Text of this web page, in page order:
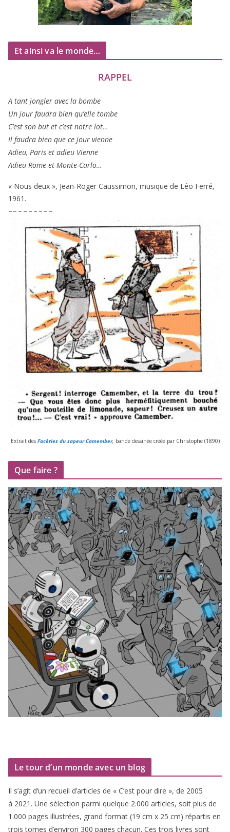
Et ainsi va le monde…
RAPPEL
A tant jon­gler avec la bombe
Un jour fau­dra bien qu’elle tombe
C’est son but et c’est notre lot…
Il fau­dra bien que ce jour vienne
Adieu, Paris et adieu Vienne
Adieu Rome et Monte-Carlo…
« Nous deux », Jean-Roger Caussimon, musique de Léo Ferré,
1961 .
– – – – – – – – –
Extrait desFacéties du sapeur Camember, bande des­si­née créée par Christophe (1890)
Que faire ?
Le tour d’un monde avec un blog
Il s’agit d’un recueil d’ar­ticles de « C’est pour dire », de 2005
à 2021 . Une sélec­tion par­mi quelque 2.000 articles, soit plus de
1 .000 pages illus­trées, grand for­mat (19 cm x 25 cm) répar­tis en
trois tomes d’environ 300 pages cha­cun. Ces trois livres sont